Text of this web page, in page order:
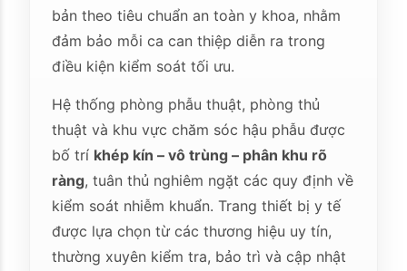
bản theo tiêu chuẩn an toàn y khoa, nhằm
đảm bảo mỗi ca can thiệp diễn ra trong
điều kiện kiểm soát tối ưu.
Hệ thống phòng phẫu thuật, phòng thủ
thuật và khu vực chăm sóc hậu phẫu được
bố trí khép kín – vô trùng – phân khu rõ
ràng, tuân thủ nghiêm ngặt các quy định về
kiểm soát nhiễm khuẩn. Trang thiết bị y tế
được lựa chọn từ các thương hiệu uy tín,
thường xuyên kiểm tra, bảo trì và cập nhật